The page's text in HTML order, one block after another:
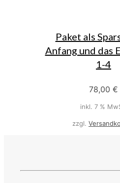
Paket als
Anfang und das
1-4
78,00 €
inkl. 7 %
zzgl.